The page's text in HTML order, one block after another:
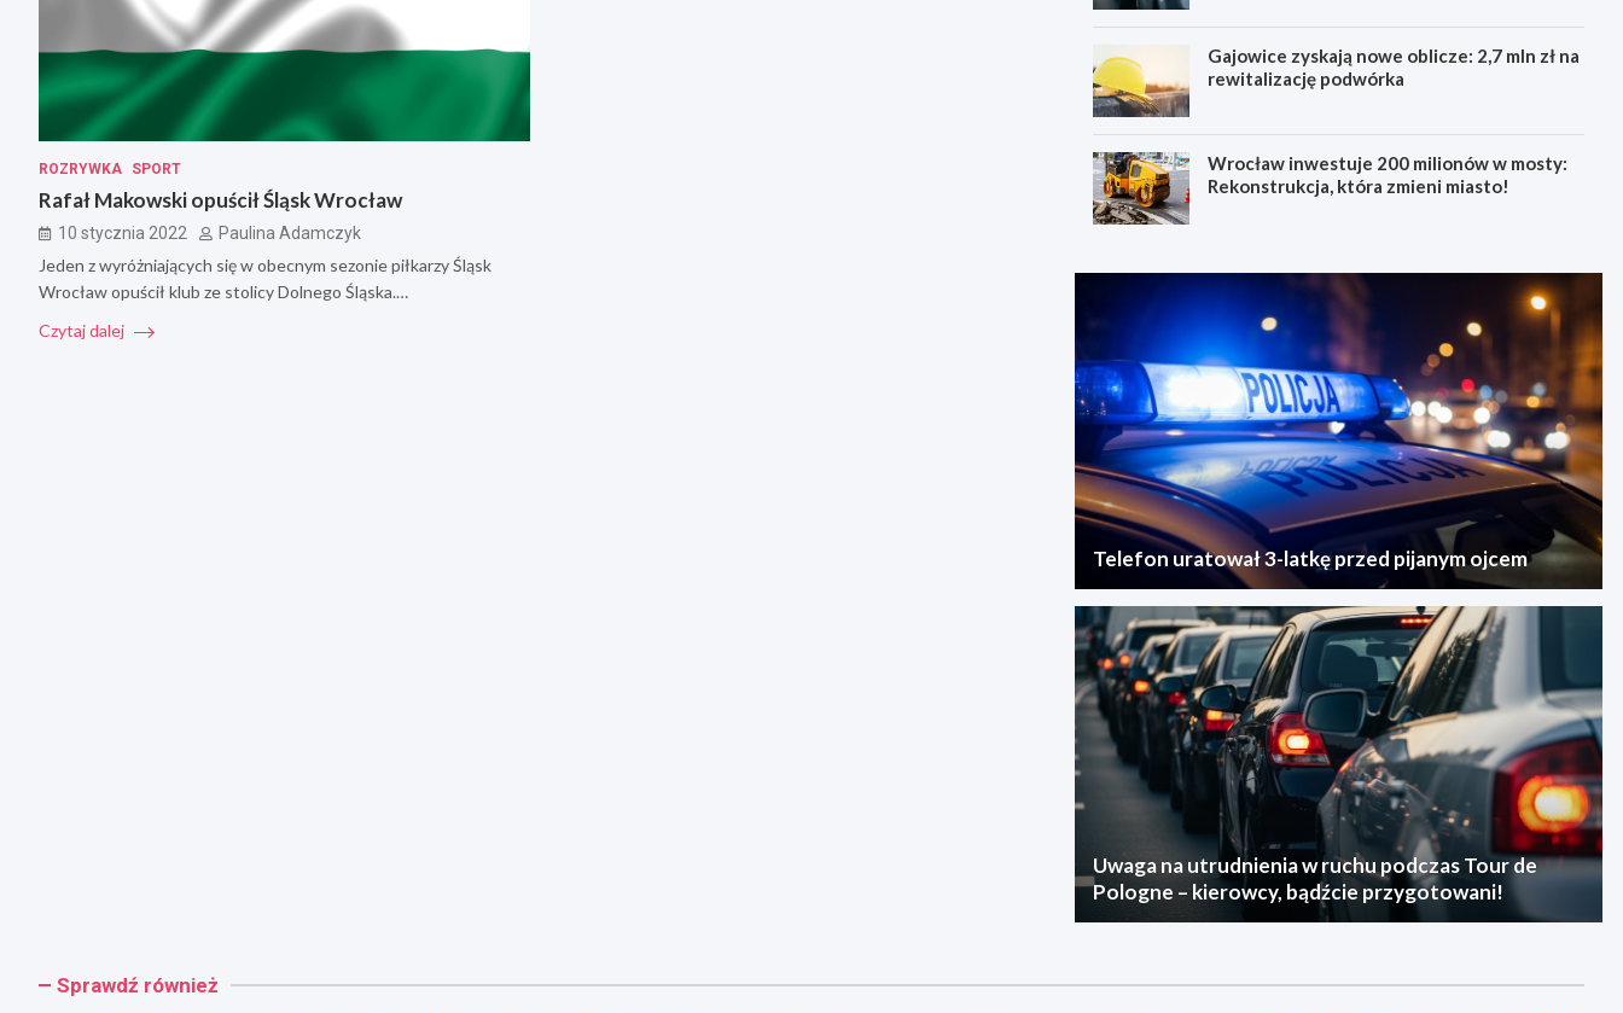
ROZRYWKA SPORT
Rafał Makowski opuścił Śląsk Wrocław
10 stycznia 2022 Paulina Adamczyk
Jeden z wyróżniających się w obecnym sezonie piłkarzy Śląsk
Wrocław opuścił klub ze stolicy Dolnego Śląska.…
Czytaj dalej
Gajowice zyskają nowe oblicze: 2,7 mln zł na
rewitalizację podwórka
Wrocław inwestuje 200 milionów w mosty:
Rekonstrukcja, która zmieni miasto!
Telefon uratował 3-latkę przed pijanym ojcem
Uwaga na utrudnienia w ruchu podczas Tour de
Pologne – kierowcy, bądźcie przygotowani!
Sprawdź również